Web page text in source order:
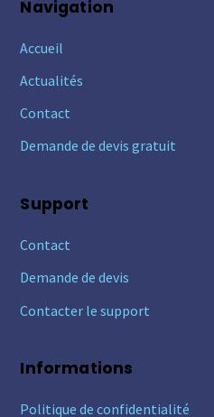
Navigation
Accueil
Actualités
Contact
Demande de devis gratuit
Support
Contact
Demande de devis
Contacter le support
Informations
Politique de confidentialité